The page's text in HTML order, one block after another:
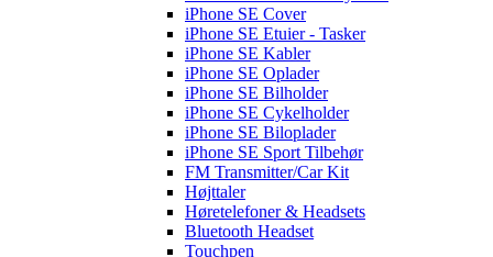
iPhone SE Cover
iPhone SE Etuier - Tasker
iPhone SE Kabler
iPhone SE Oplader
iPhone SE Bilholder
iPhone SE Cykelholder
iPhone SE Biloplader
iPhone SE Sport Tilbehør
FM Transmitter/Car Kit
Højttaler
Høretelefoner & Headsets
Bluetooth Headset
Touchpen